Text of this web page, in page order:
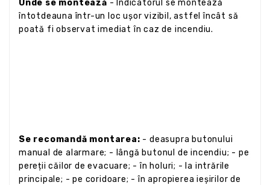
Unde se montează - Indicatorul se montează
întotdeauna într-un loc ușor vizibil, astfel încât să
poată fi observat imediat în caz de incendiu.
Se recomandă montarea: - deasupra butonului
manual de alarmare; - lângă butonul de incendiu; - pe
pereții căilor de evacuare; - în holuri; - la intrările
principale; - pe coridoare; - în apropierea ieșirilor de